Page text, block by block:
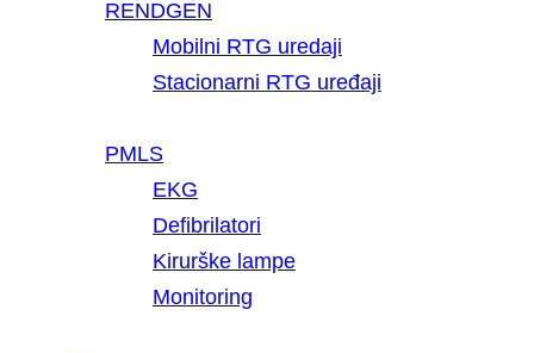
RENDGEN
Mobilni RTG uredaji
Stacionarni RTG uređaji
PMLS
EKG
Defibrilatori
Kirurške lampe
Monitoring